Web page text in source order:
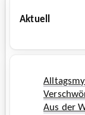
Aktuell
Aus der